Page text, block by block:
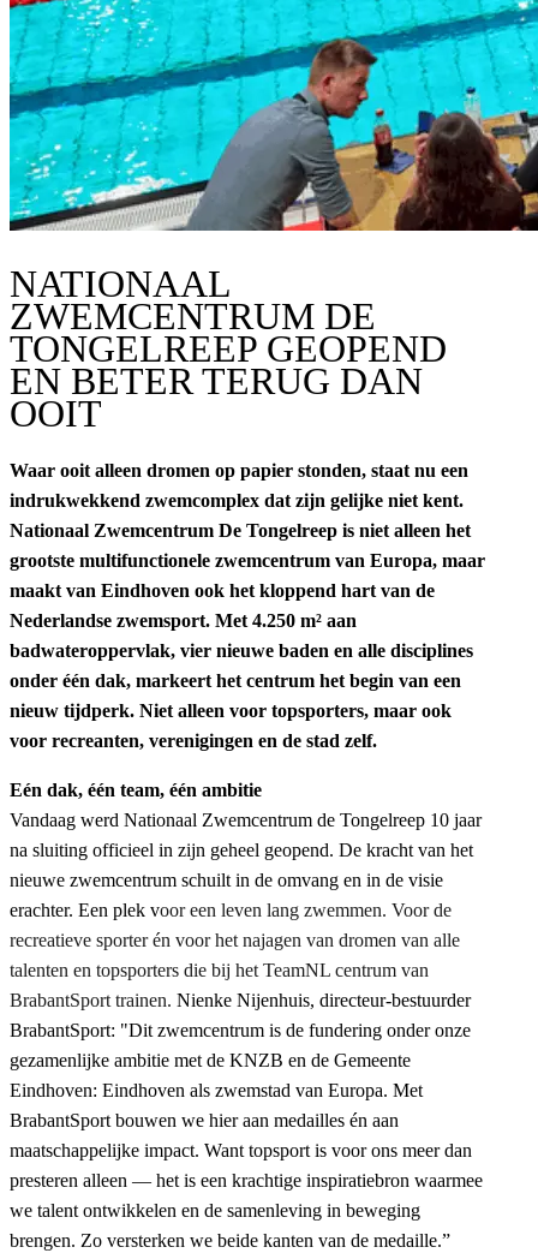
NATIONAAL
ZWEMCENTRUM DE
TONGELREEP GEOPEND
EN BETER TERUG DAN
OOIT
Waar ooit alleen dromen op papier stonden, staat nu een
indrukwekkend zwemcomplex dat zijn gelijke niet kent.
Nationaal Zwemcentrum De Tongelreep is niet alleen het
grootste multifunctionele zwemcentrum van Europa, maar
maakt van Eindhoven ook het kloppend hart van de
Nederlandse zwemsport. Met 4.250 m² aan
badwateroppervlak, vier nieuwe baden en alle disciplines
onder één dak, markeert het centrum het begin van een
nieuw tijdperk. Niet alleen voor topsporters, maar ook
voor recreanten, verenigingen en de stad zelf.
Eén dak, één team, één ambitie
Vandaag werd Nationaal Zwemcentrum de Tongelreep 10 jaar
na sluiting officieel in zijn geheel geopend. De kracht van het
nieuwe zwemcentrum schuilt in de omvang en in de visie
erachter. Een plek voor een leven lang zwemmen. Voor de
recreatieve sporter én voor het najagen van dromen van alle
talenten en topsporters die bij het TeamNL centrum van
BrabantSport trainen. Nienke Nijenhuis, directeur-bestuurder
BrabantSport: "Dit zwemcentrum is de fundering onder onze
gezamenlijke ambitie met de KNZB en de Gemeente
Eindhoven: Eindhoven als zwemstad van Europa. Met
BrabantSport bouwen we hier aan medailles én aan
maatschappelijke impact. Want topsport is voor ons meer dan
presteren alleen — het is een krachtige inspiratiebron waarmee
we talent ontwikkelen en de samenleving in beweging
brengen. Zo versterken we beide kanten van de medaille.”